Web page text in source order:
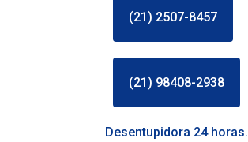
(21) 2507-8457
(21) 98408-2938
Desentupidora 24 horas.